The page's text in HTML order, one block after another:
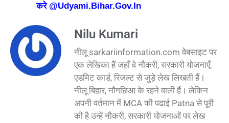
करे @Udyami.Bihar.Gov.In
Nilu Kumari
नीलू sarkariinformation.com वेबसाइट पर
एक लेखिका हैं जहाँ वे नौकरी, सरकारी योजनाएँ,
एडमिट कार्ड, रिजल्ट से जुड़े लेख लिखती हैं।
नीलू बिहार, नौगछिआ के रहने वाली हैं। लेकिन
अपनी वर्तमान में MCA की पढाई Patna से पूरी
की है उन्हें नौकरी, सरकारी योजनाओं पर लेख